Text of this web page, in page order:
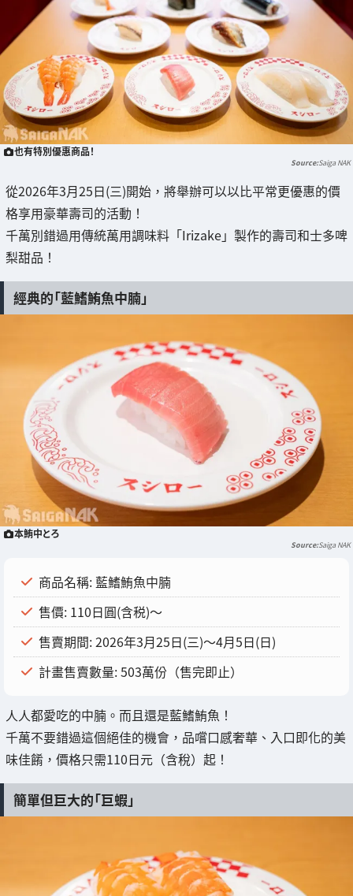
也有特別優惠商品！
Saiga NAK
從2026年3月25日(三)開始，將舉辦可以以比平常更優惠的價
格享用豪華壽司的活動！
千萬別錯過用傳統萬用調味料「Irizake」製作的壽司和士多啤
梨甜品！
經典的「藍鰭鮪魚中腩」
本鮪中とろ
Saiga NAK
商品名稱: 藍鰭鮪魚中腩
售價: 110日圓(含税)～
售賣期間: 2026年3月25日(三)～4月5日(日)
計畫售賣數量: 503萬份（售完即止）
人人都愛吃的中腩。而且還是藍鰭鮪魚！
千萬不要錯過這個絕佳的機會，品嚐口感奢華、入口即化的美
味佳餚，價格只需110日元（含稅）起！
簡單但巨大的「巨蝦」